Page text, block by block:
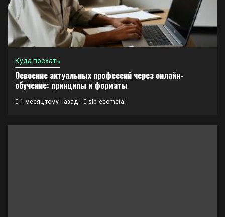
Куда поехать
Освоение актуальных профессий через онлайн-
обучение: принципы и форматы
1 месяц тому назад sib_ecometal